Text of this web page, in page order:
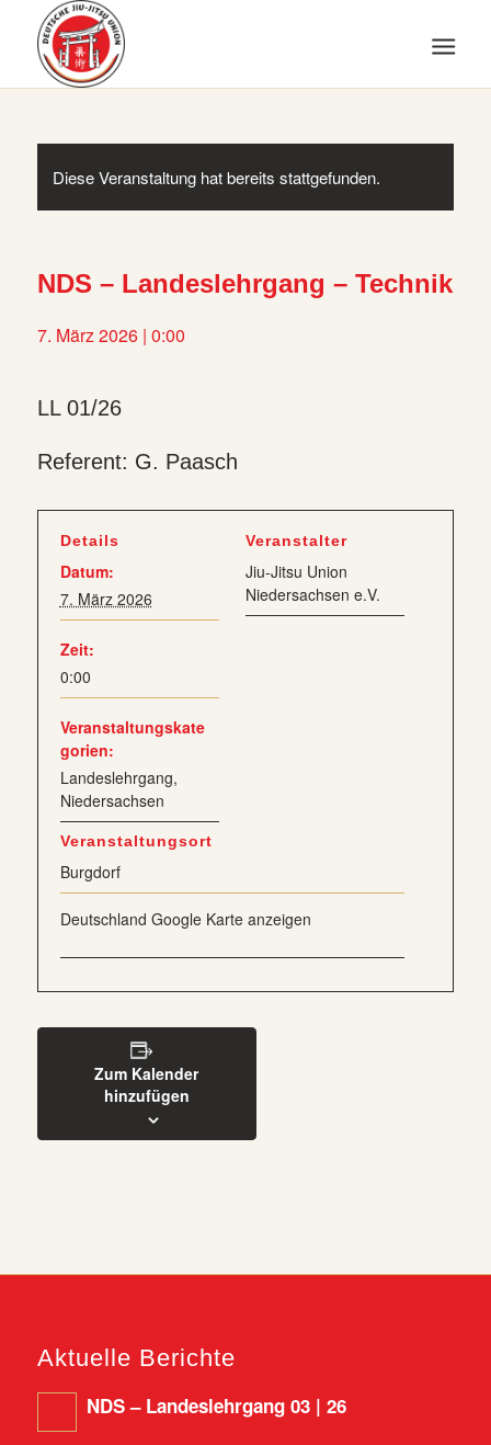
Diese Veranstaltung hat bereits stattgefunden.
NDS – Landeslehrgang – Technik
7. März 2026 | 0:00
LL 01/26
Referent: G. Paasch
Details
Datum:
7. März 2026
Zeit:
0:00
Veranstaltungskate
gorien:
Landeslehrgang,
Niedersachsen
Veranstaltungsort
Burgdorf
Deutschland Google Karte anzeigen
Veranstalter
Jiu-Jitsu Union
Niedersachsen e.V.
Zum Kalender
hinzufügen
Aktuelle Berichte
NDS – Landeslehrgang 03 | 26